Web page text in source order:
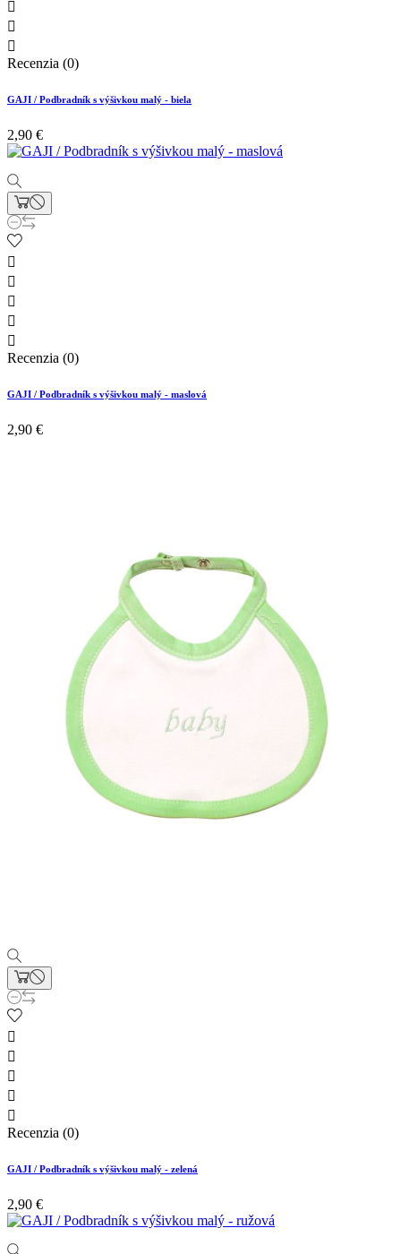



Recenzia (0)
GAJI / Podbradník s výšivkou malý - biela
2,90 €





Recenzia (0)
GAJI / Podbradník s výšivkou malý - maslová
2,90 €





Recenzia (0)
GAJI / Podbradník s výšivkou malý - zelená
2,90 €